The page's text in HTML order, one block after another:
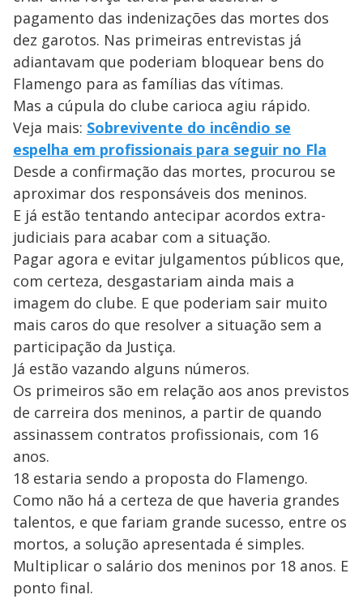
pagamento das indenizações das mortes dos
dez garotos. Nas primeiras entrevistas já
adiantavam que poderiam bloquear bens do
Flamengo para as famílias das vítimas.
Mas a cúpula do clube carioca agiu rápido.
Veja mais: Sobrevivente do incêndio se
espelha em profissionais para seguir no Fla
Desde a confirmação das mortes, procurou se
aproximar dos responsáveis dos meninos.
E já estão tentando antecipar acordos extra-
judiciais para acabar com a situação.
Pagar agora e evitar julgamentos públicos que,
com certeza, desgastariam ainda mais a
imagem do clube. E que poderiam sair muito
mais caros do que resolver a situação sem a
participação da Justiça.
Já estão vazando alguns números.
Os primeiros são em relação aos anos previstos
de carreira dos meninos, a partir de quando
assinassem contratos profissionais, com 16
anos.
18 estaria sendo a proposta do Flamengo.
Como não há a certeza de que haveria grandes
talentos, e que fariam grande sucesso, entre os
mortos, a solução apresentada é simples.
Multiplicar o salário dos meninos por 18 anos. E
ponto final.